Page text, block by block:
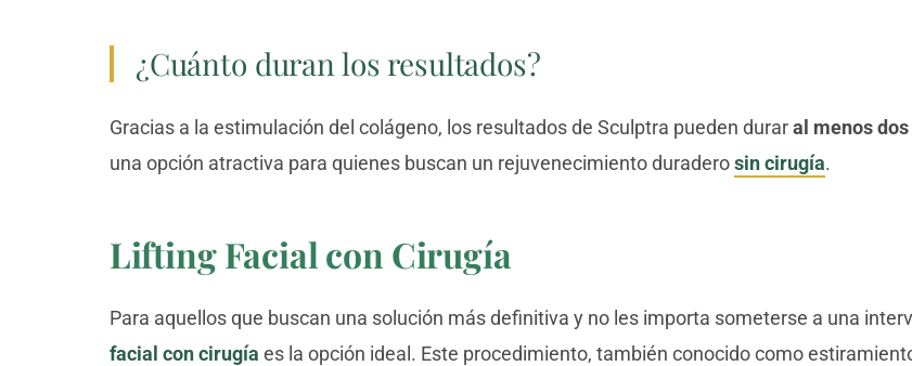
¿Cuánto duran los resultados?
Gracias a la estimulación del colágeno, los resultados de Sculptra pueden duraral menos
una opción atractiva para quienes buscan un rejuvenecimiento duraderosin cirugía.
Lifting Facial con Cirugía
Para aquellos que buscan una solución más definitiva y no les importa someterse a una
facial con cirugía es la opción ideal. Este procedimiento, también conocido como